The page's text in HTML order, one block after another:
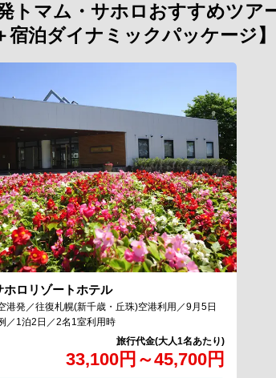
トマム・サホロおすすめツア
宿泊ダイナミックパッケージ】
ホロリゾートホテル
33,100円 ～45,700円
港発／往復札幌(新千歳・丘珠)空港利用／9月5日
／1泊2日／2名1室利用時